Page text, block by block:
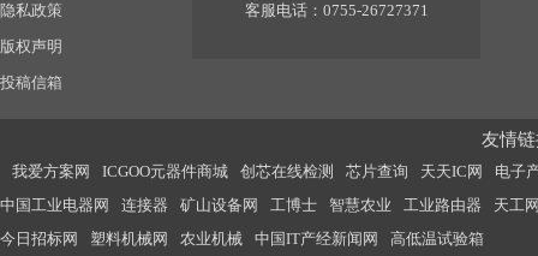
隐私政策
版权声明
投稿信箱
客服电话：0755-26727371
友情
我爱方案网 ICGOO元器件商城 创芯在线检测 芯片查询 天天IC网
电子
中国工业电器网
连接器 矿山设备网 工博士 智慧农业 工业路由器
天工
今日招标网
塑料机械网 农业机械 中国IT产经新闻网 高低温试验箱